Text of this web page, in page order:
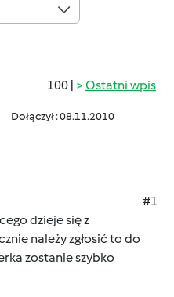
100 | Ostatni wpis
Dołączył : 08.11.2010
#1
dzieje się z
należy zgłosić to do
zostanie szybko